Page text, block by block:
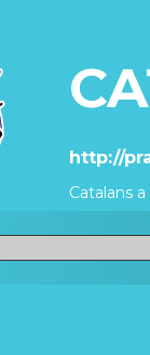
http://
Catalans